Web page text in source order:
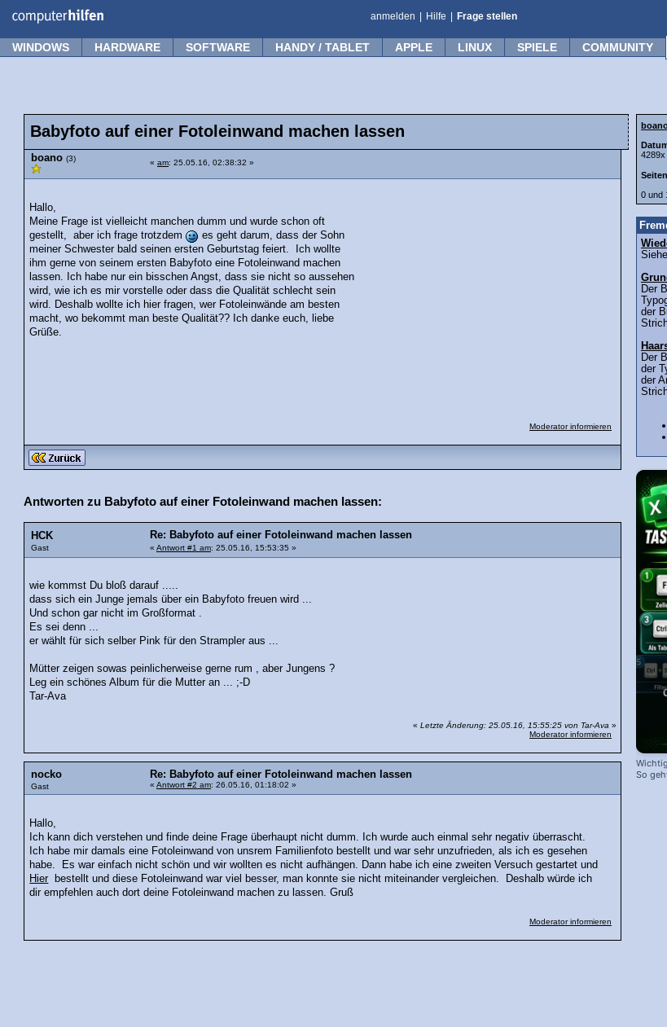
anmelden Hilfe Frage stellen
WINDOWS HARDWARE SOFTWARE HANDY / TABLET APPLE LINUX SPIELE COMMUNITY
Babyfoto auf einer Fotoleinwand machen lassen
boano (3) « am: 25.05.16, 02:38:32 »
Hallo,
Meine Frage ist vielleicht manchen dumm und wurde schon oft
gestellt, aber ich frage trotzdem
es geht darum, dass der Sohn
meiner Schwester bald seinen ersten Geburtstag feiert. Ich wollte
ihm gerne von seinem ersten Babyfoto eine Fotoleinwand machen
lassen. Ich habe nur ein bisschen Angst, dass sie nicht so aussehen
wird, wie ich es mir vorstelle oder dass die Qualität schlecht sein
wird. Deshalb wollte ich hier fragen, wer Fotoleinwände am besten
macht, wo bekommt man beste Qualität?? Ich danke euch, liebe
Grüße.
Moderator informieren
Antworten zu Babyfoto auf einer Fotoleinwand machen lassen:
HCK
Gast
Re: Babyfoto auf einer Fotoleinwand machen lassen
« Antwort #1 am: 25.05.16, 15:53:35 »
wie kommst Du bloß darauf .....
dass sich ein Junge jemals über ein Babyfoto freuen wird ...
Und schon gar nicht im Großformat .
Es sei denn ...
er wählt für sich selber Pink für den Strampler aus ...
Mütter zeigen sowas peinlicherweise gerne rum , aber Jungens ?
Leg ein schönes Album für die Mutter an ... ;-D
Tar-Ava
« Letzte Änderung: 25.05.16, 15:55:25 von Tar-Ava »
Moderator informieren
nocko
Gast
Re: Babyfoto auf einer Fotoleinwand machen lassen
« Antwort #2 am: 26.05.16, 01:18:02 »
Hallo,
Ich kann dich verstehen und finde deine Frage überhaupt nicht dumm. Ich wurde auch einmal sehr negativ überrascht.
Ich habe mir damals eine Fotoleinwand von unsrem Familienfoto bestellt und war sehr unzufrieden, als ich es gesehen
habe. Es war einfach nicht schön und wir wollten es nicht aufhängen. Dann habe ich eine zweiten Versuch gestartet und
Hierbestellt und diese Fotoleinwand war viel besser, man konnte sie nicht miteinander vergleichen. Deshalb würde ich
dir empfehlen auch dort deine Fotoleinwand machen zu lassen. Gruß
Moderator informieren
4289x
0 und
Der
der
Der
der
der
So